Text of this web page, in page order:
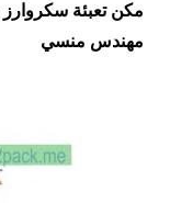
مهندس منسي